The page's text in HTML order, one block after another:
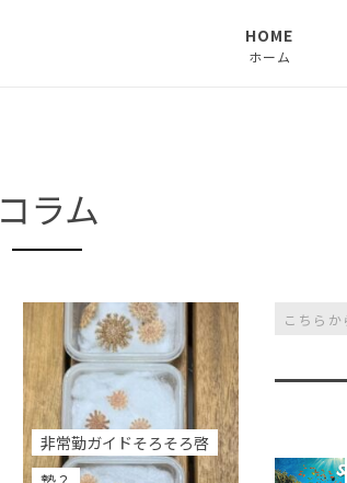
HOME
ホーム
コラム
非常勤ガイドそろそろ啓